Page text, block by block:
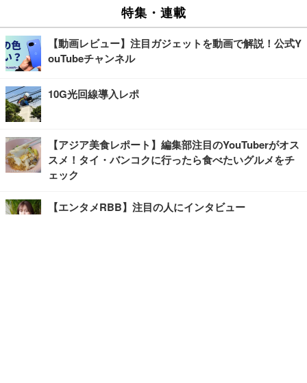
特集・連載
【動画レビュー】注目ガジェットを動画で解説！公式Y
ouTubeチャンネル
10G光回線導入レポ
【アジア美食レポート】編集部注目のYouTuberがオス
スメ！タイ・バンコクに行ったら食べたいグルメをチ
ェック
【エンタメRBB】注目の人にインタビュー